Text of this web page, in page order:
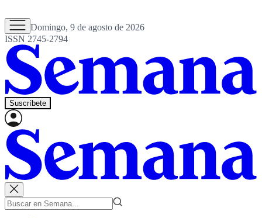
Domingo, 9 de agosto de 2026
ISSN 2745-2794
Suscríbete